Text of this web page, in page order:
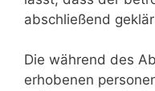
abschließend
Die während des
erhobenen